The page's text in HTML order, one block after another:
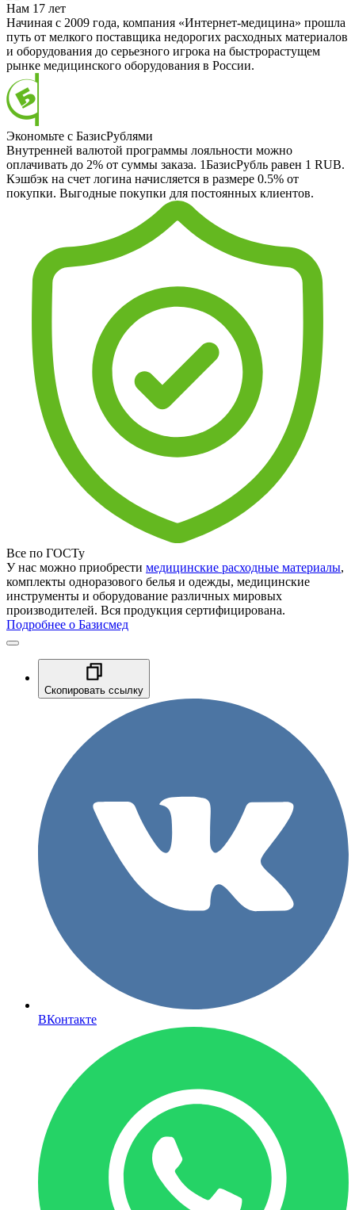
Нам 17 лет
Начиная с 2009 года, компания «Интернет-медицина» прошла
путь от мелкого поставщика недорогих расходных материалов
и оборудования до серьезного игрока на быстрорастущем
рынке медицинского оборудования в России.
Экономьте с БазисРублями
Внутренней валютой программы лояльности можно
оплачивать до 2% от суммы заказа. 1БазисРубль равен 1 RUB.
Кэшбэк на счет логина начисляется в размере 0.5% от
покупки. Выгодные покупки для постоянных клиентов.
Все по ГОСТу
У нас можно приобрести медицинские расходные материалы,
комплекты одноразового белья и одежды, медицинские
инструменты и оборудование различных мировых
производителей. Вся продукция сертифицирована.
Подробнее о Базисмед
Скопировать ссылку
ВКонтакте